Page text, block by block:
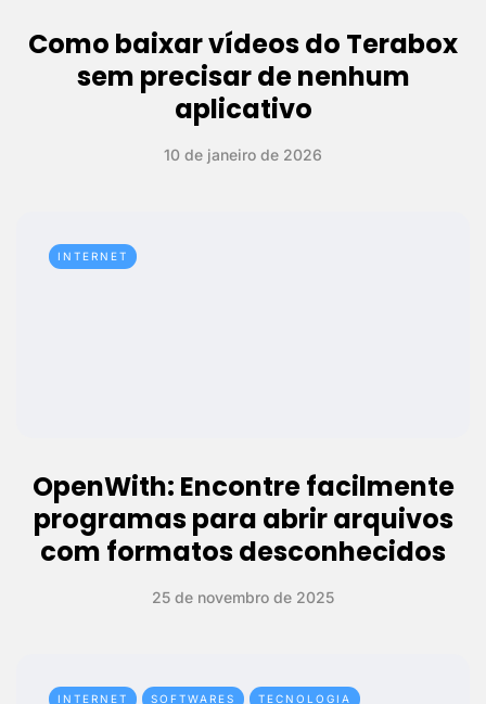
Como baixar vídeos do Terabox
sem precisar de nenhum
aplicativo
10 de janeiro de 2026
INTERNET
OpenWith: Encontre facilmente
programas para abrir arquivos
com formatos desconhecidos
25 de novembro de 2025
INTERNET SOFTWARES TECNOLOGIA